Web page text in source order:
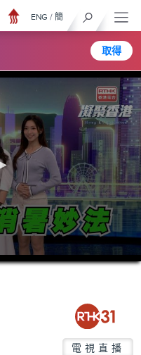
取得
ENG / 簡
電視直播